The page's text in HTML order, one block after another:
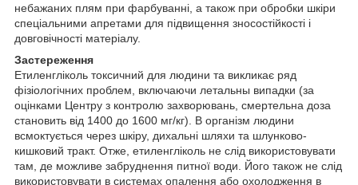
небажаних плям при фарбуванні, а також при обробки шкіри
спеціальними апретами для підвищення зносостійкості і
довговічності матеріалу.
Застереження
Етиленгліколь токсичний для людини та викликає ряд
фізіологічних проблем, включаючи летальны випадки (за
оцінками Центру з контролю захворювань, смертельна доза
становить від 1400 до 1600 мг/кг). В організм людини
всмоктується через шкіру, дихальні шляхи та шлунково-
кишковий тракт. Отже, етиленгліколь не слід використовувати
там, де можливе забруднення питної води. Його також не слід
використовувати в системах опалення або охолодження в